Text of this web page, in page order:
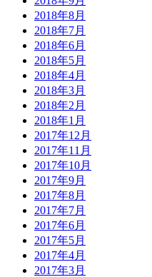
2018年8月
2018年7月
2018年6月
2018年5月
2018年4月
2018年3月
2018年2月
2018年1月
2017年12月
2017年11月
2017年10月
2017年9月
2017年8月
2017年7月
2017年6月
2017年5月
2017年4月
2017年3月